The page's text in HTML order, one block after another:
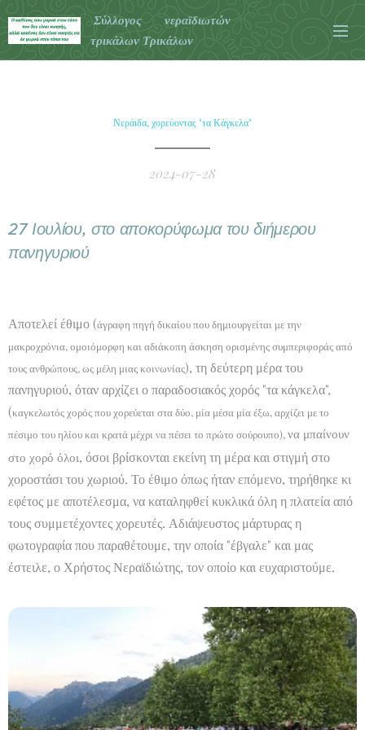
Σύλλογος νεραϊδιωτών
τρικάλων Τρικάλων
Νεράιδα, χορεύοντας "τα Κάγκελα"
2024-07-28
27 Ιουλίου, στο αποκορύφωμα του διήμερου
πανηγυριού
Αποτελεί έθιμο (άγραφη πηγή δικαίου που δημιουργείται με την
μακροχρόνια, ομοιόμορφη και αδιάκοπη άσκηση ορισμένης συμπεριφοράς από
τους ανθρώπους, ως μέλη μιας κοινωνίας), τη δεύτερη μέρα του
πανηγυριού, όταν αρχίζει ο παραδοσιακός χορός "τα κάγκελα",
(καγκελωτός χορός που χορεύεται στα δύο, μία μέσα μία έξω, αρχίζει με το
πέσιμο του ηλίου και κρατά μέχρι να πέσει το πρώτο σούρουπο), να μπαίνουν
στο χορό όλοι, όσοι βρίσκονται εκείνη τη μέρα και στιγμή στο
χοροστάσι του χωριού. Το έθιμο όπως ήταν επόμενο, τηρήθηκε κι
εφέτος με αποτέλεσμα, να καταληφθεί κυκλικά όλη η πλατεία από
τους συμμετέχοντες χορευτές. Αδιάψευστος μάρτυρας η
φωτογραφία που παραθέτουμε, την οποία "έβγαλε" και μας
έστειλε, ο Χρήστος Νεραϊδιώτης, τον οποίο και ευχαριστούμε.